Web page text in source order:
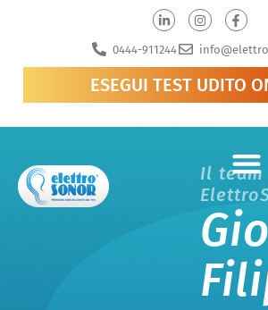
0444-911244
ESEGUI TEST UDITO
Il team